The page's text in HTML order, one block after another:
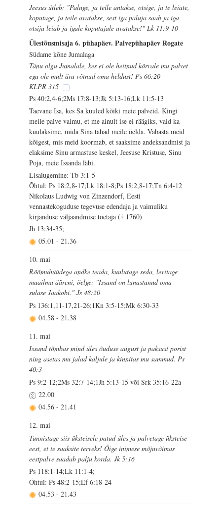
Jeesus ütleb: "Paluge, ja teile antakse, otsige, ja te leiate,
koputage, ja teile avatakse, sest iga paluja saab ja iga
otsija leiab ja igale koputajale avatakse!" Lk 11:9-10
Ülestõusmisaja 6. pühapäev. Palvepühapäev Rogate
Südame kõne Jumalaga
Tänu olgu Jumalale, kes ei ole heitnud kõrvale mu palvet
ega ole mult ära võtnud oma heldust! Ps 66:20
KLPR 315
Ps 40:2,4-6;2Ms 17:8-13;Jk 5:13-16;Lk 11:5-13
Taevane Isa, kes Sa kuuled kõiki meie palveid. Kingi
meile palve vaimu, et me ainult ise ei räägiks, vaid ka
kuulaksime, mida Sina tahad meile öelda. Vabasta meid
kõigest, mis meid koormab, et saaksime andeksandmist ja
elaksime Sinu armastuse keskel, Jeesuse Kristuse, Sinu
Poja, meie Issanda läbi.
Lisalugemine: Tb 3:1-5
Õhtul: Ps 18:2,8-17;Lk 18:1-8;Ps 18:2,8-17;Tn 6:4-12
Nikolaus Ludwig von Zinzendorf, Eesti
vennastekoguduse tegevuse edendaja ja vaimuliku
kirjanduse väljaandmise toetaja († 1760)
Jh 13:34-35;
05.01 - 21.36
10. mai
Rõõmuhüüdega andke teada, kuulutage seda, levitage
maailma ääreni, öelge: "Issand on lunastanud oma
sulase Jaakobi." Js 48:20
Ps 136:1,11-17,21-26;1Kn 3:5-15;Mk 6:30-33
04.58 - 21.38
11. mai
Issand tõmbas mind üles õuduse august ja paksust porist
ning asetas mu jalad kaljule ja kinnitas mu sammud. Ps
40:3
Ps 9:2-12;2Ms 32:7-14;1Jh 5:13-15 või Srk 35:16-22a
22.00
04.56 - 21.41
12. mai
Tunnistage siis üksteisele patud üles ja palvetage üksteise
eest, et te saaksite terveks! Õige inimese mõjuvõimas
eestpalve saadab palju korda. Jk 5:16
Ps 118:1-14;Lk 11:1-4;
Õhtul: Ps 48:2-15;Ef 6:18-24
04.53 - 21.43